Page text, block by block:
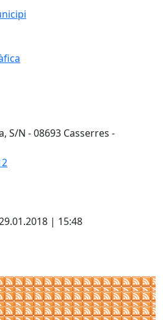
S/N - 08693 Casserres -
| 15:48